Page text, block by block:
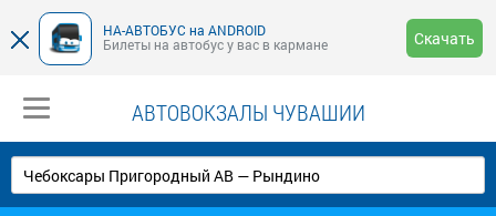
НА-АВТОБУС на ANDROID
Билеты на автобус у вас в кармане
Скачать
АВТОВОКЗАЛЫ ЧУВАШИИ